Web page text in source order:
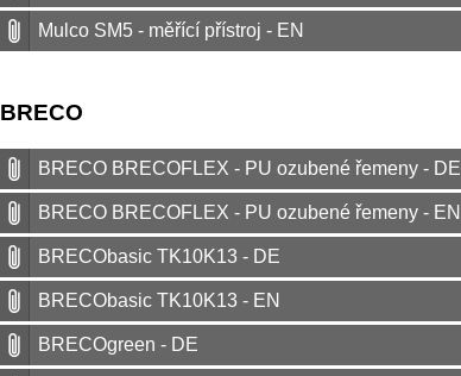
Mulco SM5 - měřící přístroj - EN
BRECO
BRECO BRECOFLEX - PU ozubené řemeny - DE
BRECO BRECOFLEX - PU ozubené řemeny - EN
BRECObasic TK10K13 - DE
BRECObasic TK10K13 - EN
BRECOgreen - DE